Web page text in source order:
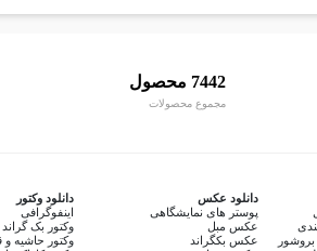
7442 محصول
مجموع محصولات
دانلود عکس
پوستر های نمایشگاهی
عکس مبل
عکس بکگراند
دانلود وکتور
اینفوگرافی
وکتور بک گراند
وکتور حاشیه و